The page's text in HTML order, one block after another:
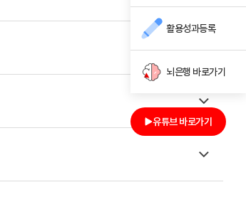
활용성과등록
뇌은행 바로가기
유튜브 바로가기